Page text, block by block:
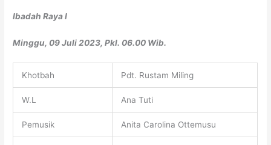
Ibadah Raya I
Minggu, 09 Juli 2023, Pkl. 06.00 Wib.
Khotbah Pdt. Rustam Miling
W.L Ana Tuti
Pemusik Anita Carolina Ottemusu